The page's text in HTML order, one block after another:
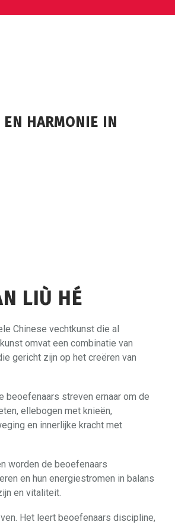
HARMONIE IN
LIÙ HÉ
Chinese vechtkunst die al
omvat een combinatie van
gericht zijn op het creëren van
beoefenaars streven ernaar om de
ellebogen met knieën,
en innerlijke kracht met
worden de beoefenaars
en hun energiestromen in balans
en vitaliteit.
Het leert beoefenaars discipline,